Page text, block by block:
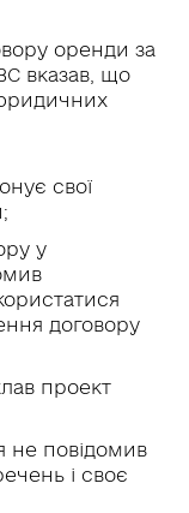
оренди за
вказав, що
свої
у
договору
проект
не повідомив
і своє